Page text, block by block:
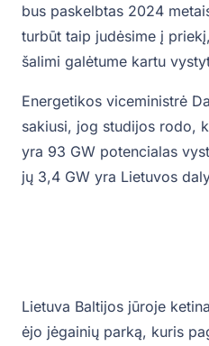
bus paskelbtas 2024
turbūt taip judėsime į
šalimi galėtume kartu
Energetikos viceministrė
sakiusi, jog studijos rodo,
yra 93 GW potencialas
jų 3,4 GW yra Lietuvos
Lietuva Baltijos jūroje
ėjo jėgainių parką, kuris